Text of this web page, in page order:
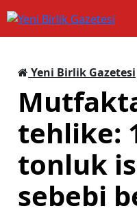
Yeni Birlik Gazetesi
tehlike:
tonluk
sebebi